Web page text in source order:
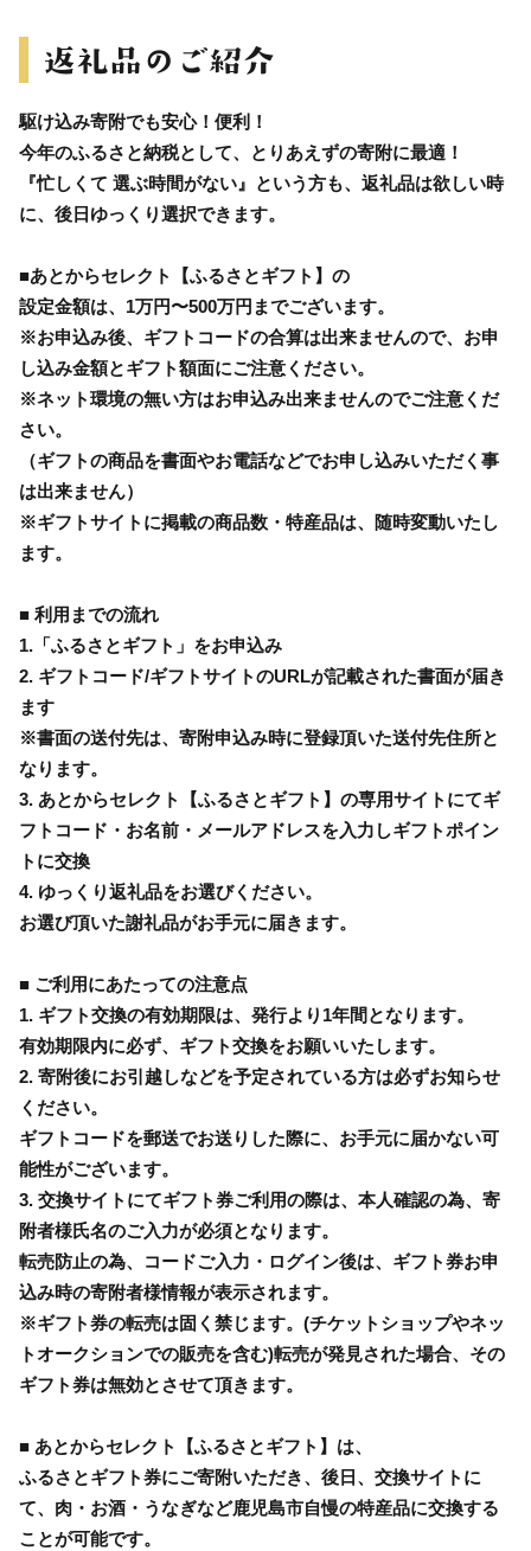
駆け込み寄附でも安心！便利！
今年のふるさと納税として、とりあえずの寄附に最適！
『忙しくて 選ぶ時間がない』という方も、返礼品は欲しい時
に、後日ゆっくり選択できます。
■あとからセレクト【ふるさとギフト】の
設定金額は、1万円〜500万円までございます。
※お申込み後、ギフトコードの合算は出来ませんので、お申
し込み金額とギフト額面にご注意ください。
※ネット環境の無い方はお申込み出来ませんのでご注意くだ
さい。
（ギフトの商品を書面やお電話などでお申し込みいただく事
は出来ません）
※ギフトサイトに掲載の商品数・特産品は、随時変動いたし
ます。
■ 利用までの流れ
1.「ふるさとギフト」をお申込み
2. ギフトコード/ギフトサイトのURLが記載された書面が届き
ます
※書面の送付先は、寄附申込み時に登録頂いた送付先住所と
なります。
3. あとからセレクト【ふるさとギフト】の専用サイトにてギ
フトコード・お名前・メールアドレスを入力しギフトポイン
トに交換
4. ゆっくり返礼品をお選びください。
お選び頂いた謝礼品がお手元に届きます。
■ ご利用にあたっての注意点
1. ギフト交換の有効期限は、発行より1年間となります。
有効期限内に必ず、ギフト交換をお願いいたします。
2. 寄附後にお引越しなどを予定されている方は必ずお知らせ
ください。
ギフトコードを郵送でお送りした際に、お手元に届かない可
能性がございます。
3. 交換サイトにてギフト券ご利用の際は、本人確認の為、寄
附者様氏名のご入力が必須となります。
転売防止の為、コードご入力・ログイン後は、ギフト券お申
込み時の寄附者様情報が表示されます。
※ギフト券の転売は固く禁じます。(チケットショップやネッ
トオークションでの販売を含む)転売が発見された場合、その
ギフト券は無効とさせて頂きます。
■ あとからセレクト【ふるさとギフト】は、
ふるさとギフト券にご寄附いただき、後日、交換サイトに
て、肉・お酒・うなぎなど鹿児島市自慢の特産品に交換する
ことが可能です。